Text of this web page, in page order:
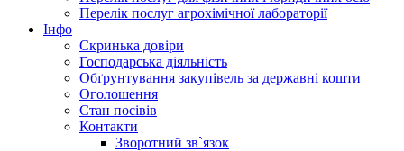
Перелік послуг агрохімічної лабораторії
Інфо
Скринька довіри
Господарська діяльність
Обґрунтування закупівель за державні кошти
Оголошення
Стан посівів
Контакти
Зворотний зв`язок